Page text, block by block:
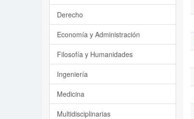
Derecho
Economía y Administración
Filosofía y Humanidades
Ingeniería
Medicina
Multidisciplinarias